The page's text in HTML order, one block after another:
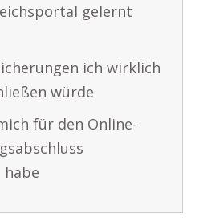
gelernt
ich wirklich
würde
für den Online-
habe